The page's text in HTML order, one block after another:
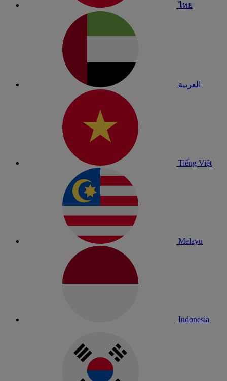
ไทย
العربية
Tiếng Việt
Melayu
Indonesia